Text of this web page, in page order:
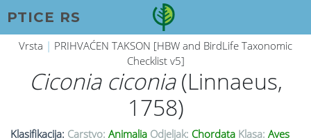
PTICE RS
Vrsta | PRIHVAĆEN TAKSON [HBW and BirdLife Taxonomic
Checklist v5]
Ciconia ciconia(Linnaeus,
1758)
Klasifikacija: Carstvo: Animalia Odjeljak: Chordata Klasa: Aves